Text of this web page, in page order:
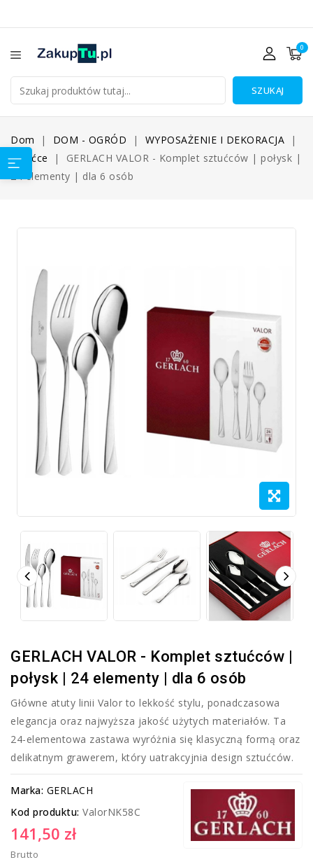
0
SZUKAJ
Dom DOM - OGRÓD
WYPOSAŻENIE I DEKORACJA
Sztućce
GERLACH VALOR - Komplet sztućców | połysk |
24 elementy | dla 6 osób
GERLACH VALOR - Komplet sztućców |
połysk | 24 elementy | dla 6 osób
Główne atuty linii Valor to lekkość stylu, ponadczasowa
elegancja oraz najwyższa jakość użytych materiałów. Ta
24-elementowa zastawa wyróżnia się klasyczną formą oraz
delikatnym grawerem, który uatrakcyjnia design sztućców.
Marka: GERLACH
Kod produktu: ValorNK58C
141,50 zł
Brutto